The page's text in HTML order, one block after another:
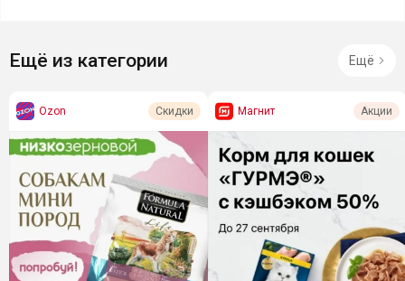
Ещё из категории Ещё
Ozon Скидки Магнит Акции